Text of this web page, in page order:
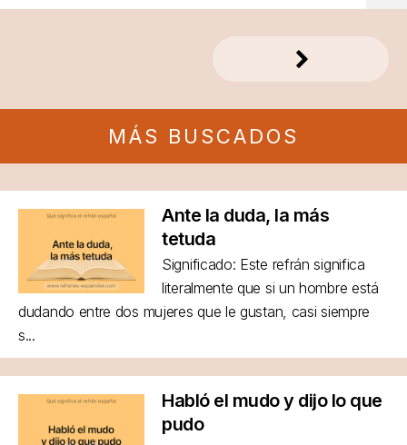
MÁS BUSCADOS
Ante la duda, la más
tetuda
Significado: Este refrán significa
literalmente que si un hombre está
dudando entre dos mujeres que le gustan, casi siempre
s...
Habló el mudo y dijo lo que
pudo